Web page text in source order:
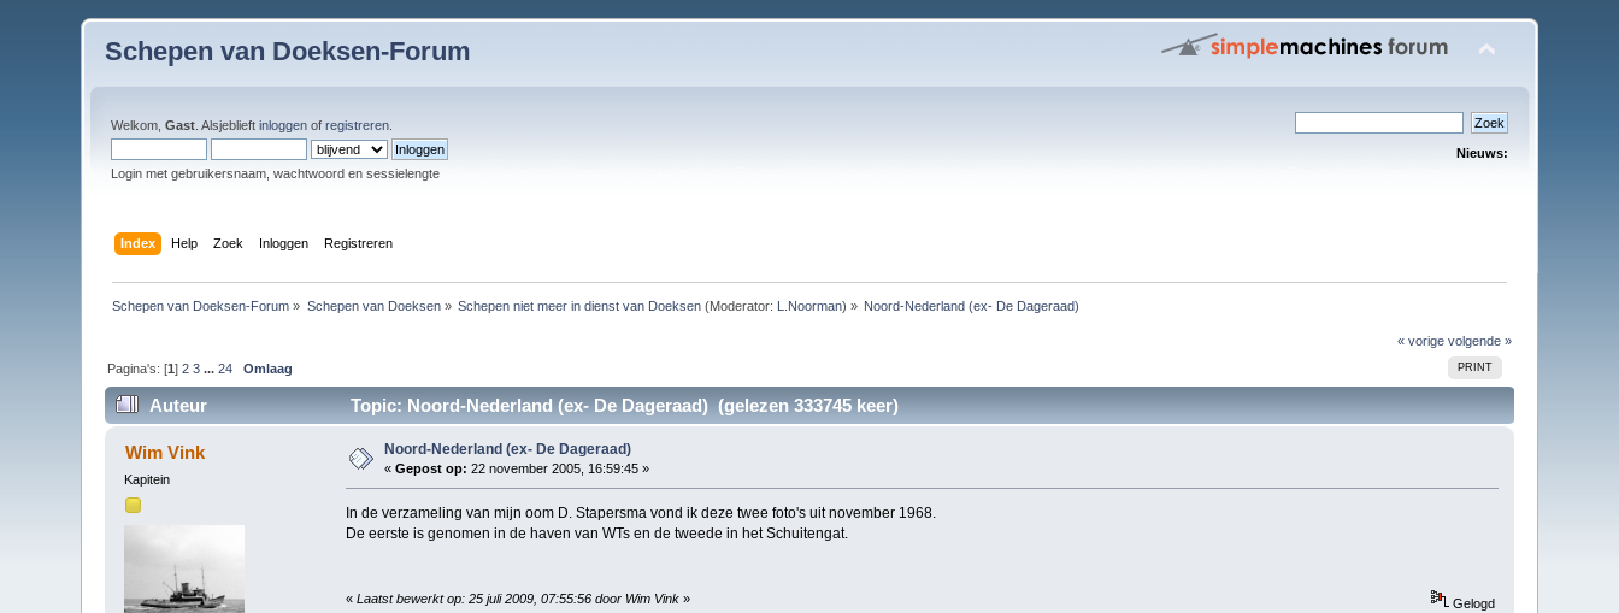
Schepen van Doeksen-Forum
Welkom,Gast . Alsjeblieftinloggen ofregistreren
Login met gebruikersnaam, wachtwoord en sessielengte
Nieuws:
Index Help Zoek Inloggen Registreren
Schepen van Doeksen-Forum » Schepen van Doeksen» Schepen niet meer in dienst van Doeksen (Moderator: L.Noorman) » Noord-Nederland (ex- De Dageraad)
« vorige volgende »
PRINT
Pagina's: [1]2 3 ...24 Omlaag
Auteur Topic: Noord-Nederland (ex- De Dageraad) (gelezen 333745 keer)
Wim Vink
Kapitein
Noord-Nederland (ex- De Dageraad)
«Gepost op: 22 november 2005, 16:59:45 »
In de verzameling van mijn oom D. Stapersma vond ik deze twee foto's uit november 1968.
De eerste is genomen in de haven van WTs en de tweede in het Schuitengat.
« Laatst bewerkt op: 25 juli 2009, 07:55:56 door Wim Vink» Gelogd